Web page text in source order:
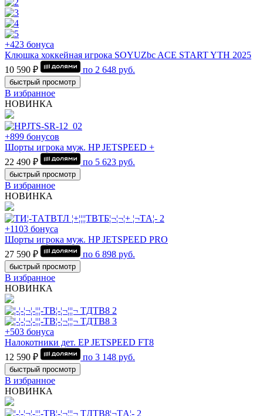
+423 бонуса
Клюшка хоккейная игрока SOYUZbc ACE START YTH 2025
10 590 ₽
по 2 648 руб.
быстрый просмотр
В избранное
НОВИНКА
+899 бонусов
Шорты игрока муж. HP JETSPEED +
22 490 ₽
по 5 623 руб.
быстрый просмотр
В избранное
НОВИНКА
+1103 бонуса
Шорты игрока муж. HP JETSPEED PRO
27 590 ₽
по 6 898 руб.
быстрый просмотр
В избранное
НОВИНКА
+503 бонуса
Налокотники дет. EP JETSPEED FT8
12 590 ₽
по 3 148 руб.
быстрый просмотр
В избранное
НОВИНКА